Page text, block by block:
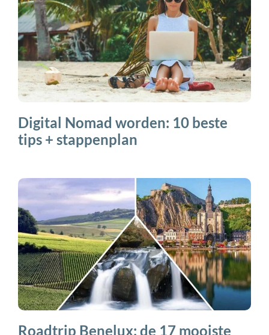
Digital Nomad worden: 10 beste
tips + stappenplan
Roadtrip Benelux: de 17 mooiste